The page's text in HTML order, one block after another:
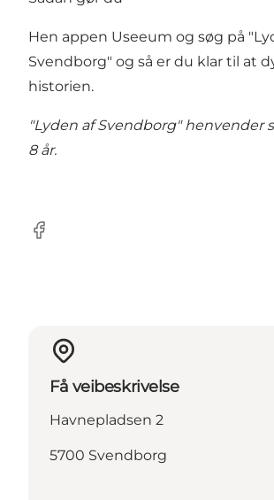
Hen appen Useeum og søg på
Svendborg" og så er du klar til at
historien.
"Lyden af Svendborg" henvender
8 år.
Facebook
Få veibeskrivelse
Havnepladsen 2
5700 Svendborg